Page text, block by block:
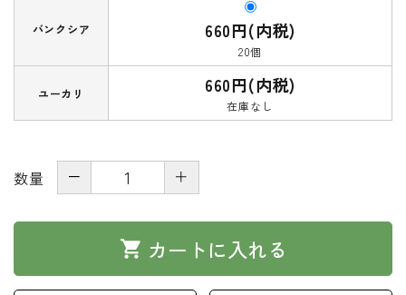
バンクシア 660円(内税)
20個
ユーカリ 660円(内税)
在庫なし
数量 － ＋
shopping_cart カートに入れる